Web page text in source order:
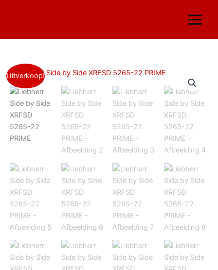
inhoud
Uitverkoop!
Oorspronkelijke
prijs
was:
€ 4.399,00.
Huidige
prijs
is:
€ 3.999,00.
Liebherr
Side
by
Side
XRFSD
5265-
22
PRIME